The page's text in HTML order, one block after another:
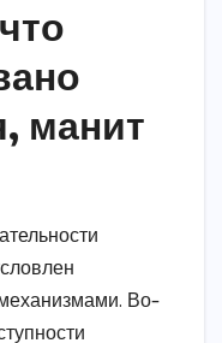
манит
Во-